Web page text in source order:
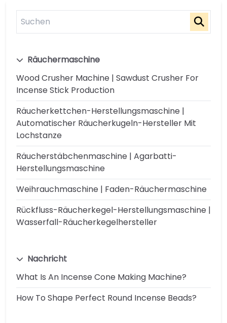
Räuchermaschine
Wood Crusher Machine | Sawdust Crusher For
Incense Stick Production
Räucherkettchen-Herstellungsmaschine |
Automatischer Räucherkugeln-Hersteller Mit
Lochstanze
Räucherstäbchenmaschine | Agarbatti-
Herstellungsmaschine
Weihrauchmaschine | Faden-Räuchermaschine
Rückfluss-Räucherkegel-Herstellungsmaschine |
Wasserfall-Räucherkegelhersteller
Nachricht
What Is An Incense Cone Making Machine?
How To Shape Perfect Round Incense Beads?